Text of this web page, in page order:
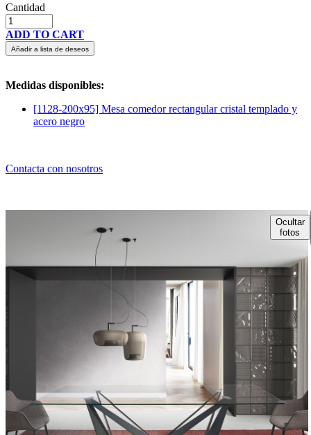
Cantidad
ADD TO CART
Añadir a lista de deseos
Medidas disponibles:
[1128-200x95] Mesa comedor rectangular cristal templado y
acero negro
Contacta con nosotros
Ocultar
fotos